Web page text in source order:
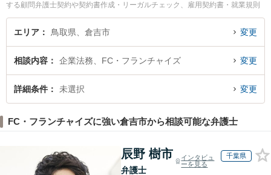
する顧問弁護士契約や契約書作成・リーガルチェック、雇用契約書・就業規則
作成等の細かな分野での絞り込み検索もでき便利です。特に倉吉うつぶき法律
事務所の濵田 卓志弁護士や倉吉ひかり法律事務所の辻本 周平弁護士のプロフィ
い』『FC・フランチャイズ契約のトラブル解決の実績豊富な近くの弁護士を検
索したい』『初回相談無料でFC・フランチャイズ契約を法律相談できる倉吉市
内の弁護士に相談予約したい』などでお困りの相談者さんにおすすめです。
エリア 鳥取県、倉吉市 変更
相談内容 企業法務、FC・フランチャイズ 変更
詳細条件 未選択 変更
FC・フランチャイズに強い倉吉市から相談可能な弁護士
辰野 樹市
弁護士
インタビュ
ーを見る
千葉県